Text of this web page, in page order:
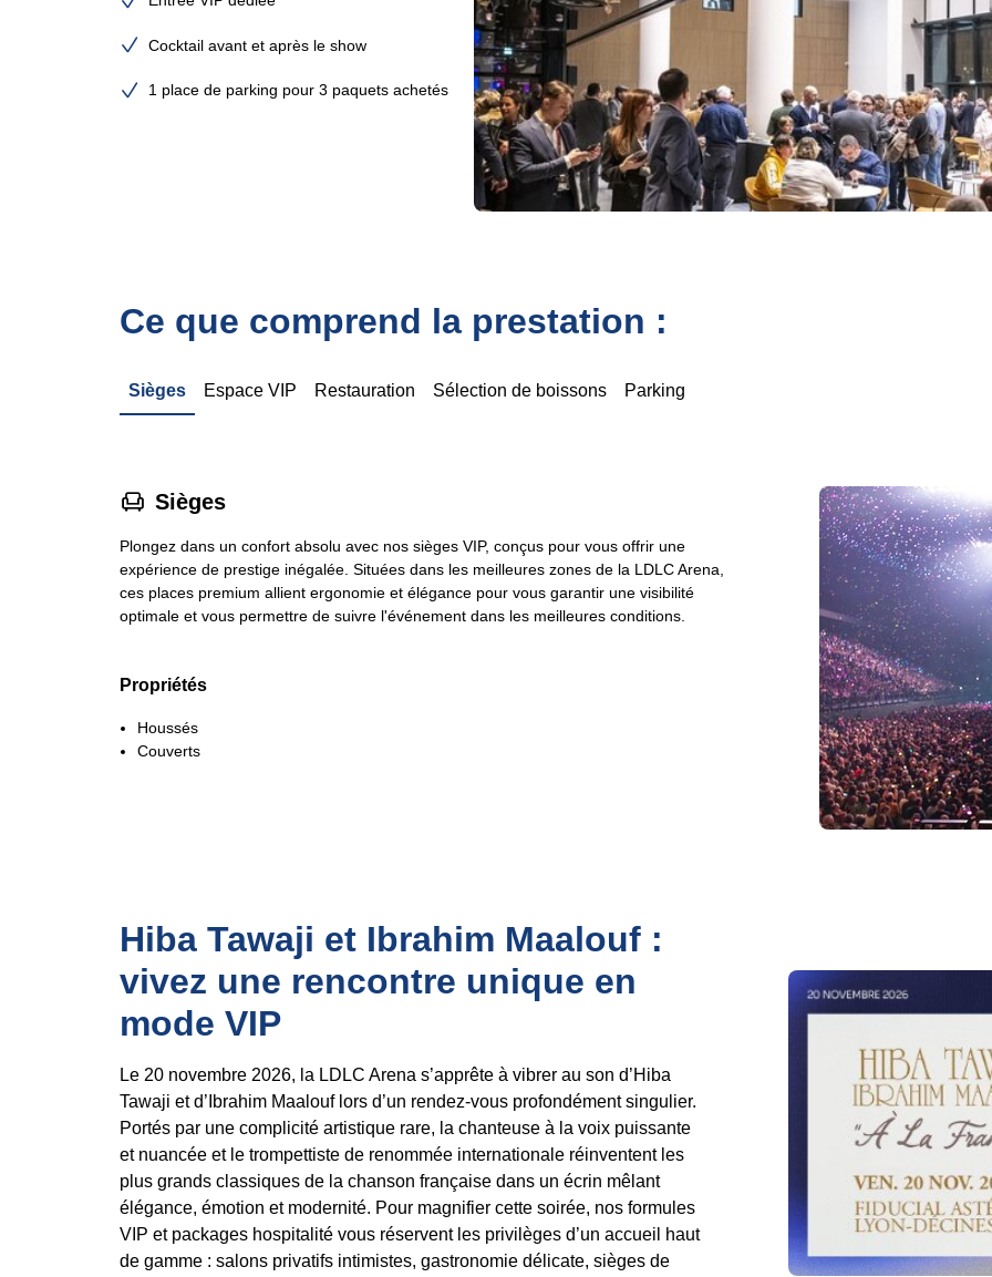
Cocktail avant et après le show
1 place de parking pour 3 paquets achetés
Ce que comprend la prestation :
Sièges Espace VIP Restauration Sélection de boissons Parking
􁐴 Sièges
Plongez dans un confort absolu avec nos sièges VIP, conçus pour vous offrir une
expérience de prestige inégalée. Situées dans les meilleures zones de la LDLC Arena,
ces places premium allient ergonomie et élégance pour vous garantir une visibilité
optimale et vous permettre de suivre l'événement dans les meilleures conditions.
Propriétés
Houssés
Couverts
Hiba Tawaji et Ibrahim Maalouf :
vivez une rencontre unique en
mode VIP
Le 20 novembre 2026, la LDLC Arena s’apprête à vibrer au son d’Hiba
Tawaji et d’Ibrahim Maalouf lors d’un rendez-vous profondément singulier.
Portés par une complicité artistique rare, la chanteuse à la voix puissante
et nuancée et le trompettiste de renommée internationale réinventent les
plus grands classiques de la chanson française dans un écrin mêlant
élégance, émotion et modernité. Pour magnifier cette soirée, nos formules
VIP et packages hospitalité vous réservent les privilèges d’un accueil haut
de gamme : salons privatifs intimistes, gastronomie délicate, sièges de